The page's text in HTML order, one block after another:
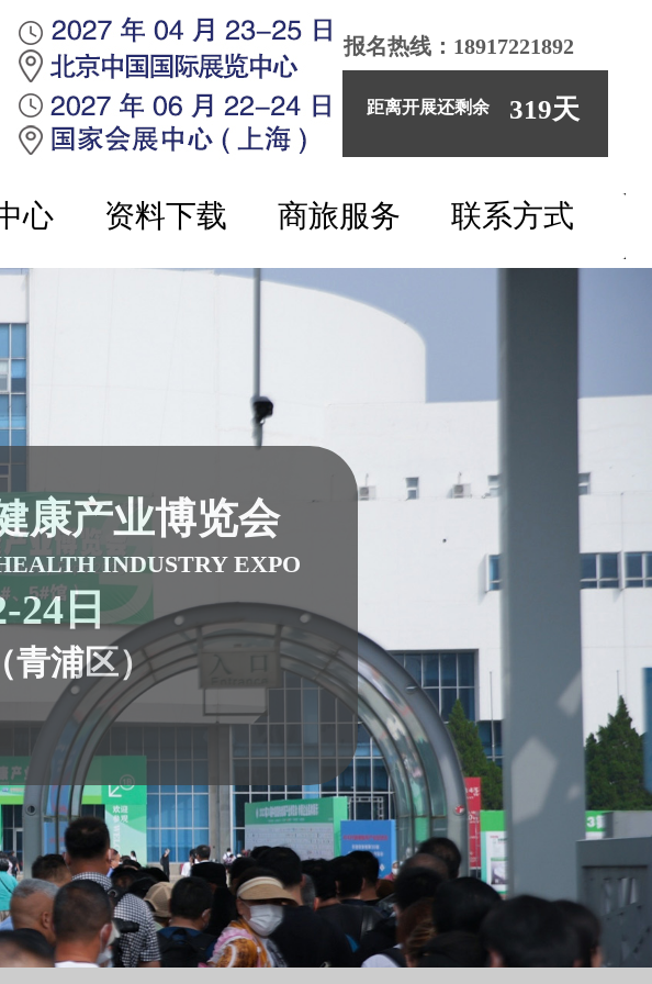
报名热线：18917221892
319天
距离开展还剩余
心 资料下载 商旅服务 联系方式
康产业博览会
INDUSTRY EXPO
24日
青浦区）